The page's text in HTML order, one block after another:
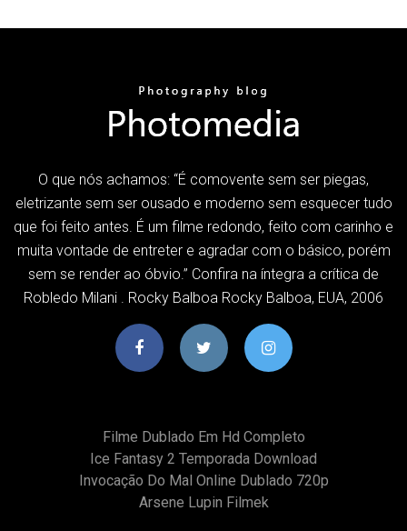
O que nós achamos: “É comovente sem ser piegas,
eletrizante sem ser ousado e moderno sem esquecer tudo
que foi feito antes. É um filme redondo, feito com carinho e
muita vontade de entreter e agradar com o básico, porém
sem se render ao óbvio.” Confira na íntegra a crítica de
Robledo Milani . Rocky Balboa Rocky Balboa, EUA, 2006
Filme Dublado Em Hd Completo
Ice Fantasy 2 Temporada Download
Invocação Do Mal Online Dublado 720p
Arsene Lupin Filmek